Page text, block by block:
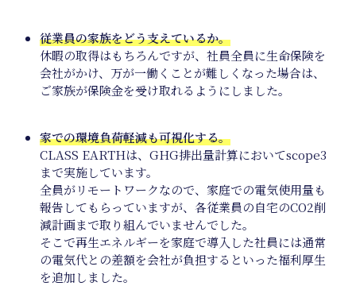
News
従業員の家族をどう支えているか。
休暇の取得はもちろんですが、社員全員に生命保険を
会社がかけ、万が一働くことが難しくなった場合は、
ご家族が保険金を受け取れるようにしました。
家での環境負荷軽減も可視化する。
CLASS EARTHは、GHG排出量計算においてscope3
まで実施しています。
全員がリモートワークなので、家庭での電気使用量も
報告してもらっていますが、各従業員の自宅のCO2削
減計画まで取り組んでいませんでした。
そこで再生エネルギーを家庭で導入した社員には通常
の電気代との差額を会社が負担するといった福利厚生
を追加しました。